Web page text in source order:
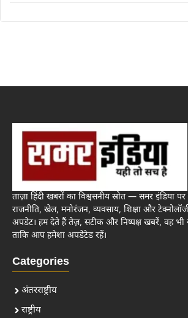
ताज़ा हिंदी खबरों का विश्वसनीय स्रोत — समर इंडिया पर पढ़ें
राजनीति, खेल, मनोरंजन, व्यवसाय, शिक्षा और
अपडेट। हम देते हैं तेज़, सटीक और निष्पक्ष खबरें, वह भी
ताकि आप हमेशा अपडेटेड रहें।
Categories
अंतरराष्ट्रीय
राष्ट्रीय